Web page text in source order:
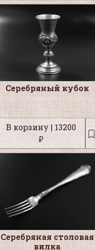
Серебряный кубок
В корзину | 13200
₽
Серебряная столовая
вилка